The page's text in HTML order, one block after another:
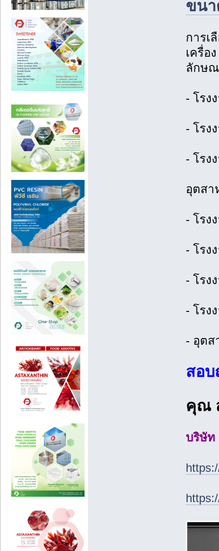
ขนา
การเ
เครื่อ
ลักษณ
- โรง
- โรง
- โรง
อุตสา
- โร
- โรง
- โร
- โรง
- อุตส
สอบ
คุณ
บริษัท